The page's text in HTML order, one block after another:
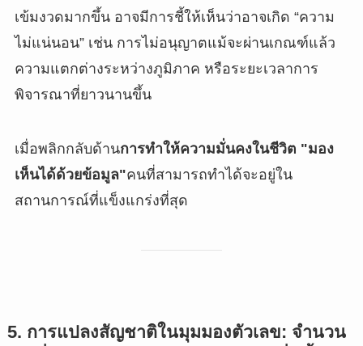
เข้มงวดมากขึ้น อาจมีการชี้ให้เห็นว่าอาจเกิด “ความ
ไม่แน่นอน” เช่น การไม่อนุญาตแม้จะผ่านเกณฑ์แล้ว
ความแตกต่างระหว่างภูมิภาค หรือระยะเวลาการ
พิจารณาที่ยาวนานขึ้น
เมื่อพลิกกลับด้านการทำให้ความมั่นคงในชีวิต "มอง
เห็นได้ด้วยข้อมูล"คนที่สามารถทำได้จะอยู่ใน
สถานการณ์ที่แข็งแกร่งที่สุด
5. การแปลงสัญชาติในมุมมองตัวเลข: จำนวน